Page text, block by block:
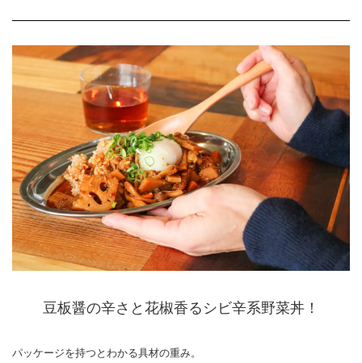
豆板醤の辛さと花椒香るシビ辛系野菜丼！
パッケージを持つとわかる具材の重み。